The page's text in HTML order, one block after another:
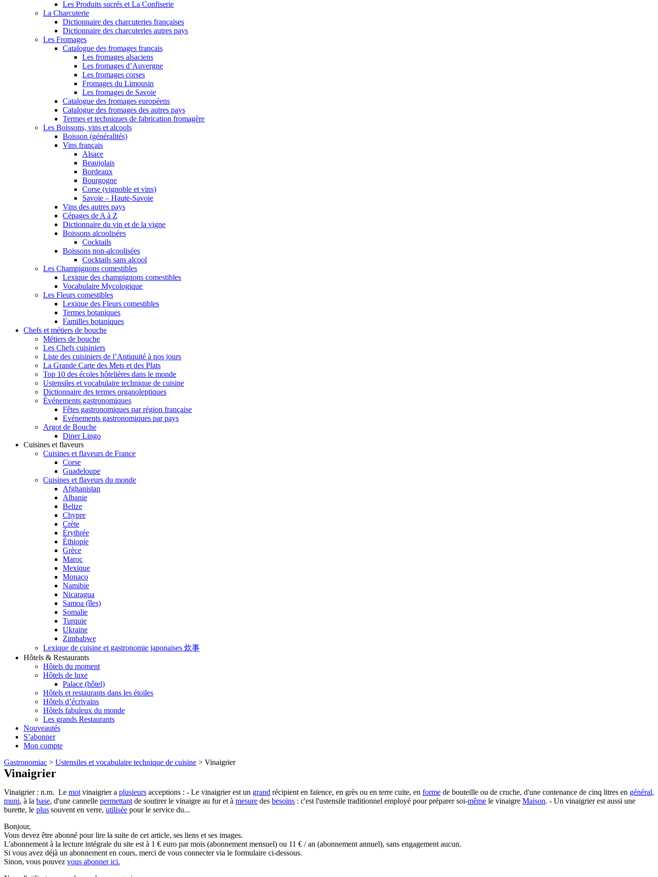
Les Produits sucrés et La Confiserie
La Charcuterie
Dictionnaire des charcuteries françaises
Dictionnaire des charcuteries autres pays
Les Fromages
Catalogue des fromages français
Les fromages alsaciens
Les fromages d’Auvergne
Les fromages corses
Fromages du Limousin
Les fromages de Savoie
Catalogue des fromages européens
Catalogue des fromages des autres pays
Termes et techniques de fabrication fromagère
Les Boissons, vins et alcools
Boisson (généralités)
Vins français
Alsace
Beaujolais
Bordeaux
Bourgogne
Corse (vignoble et vins)
Savoie – Haute-Savoie
Vins des autres pays
Cépages de A à Z
Dictionnaire du vin et de la vigne
Boissons alcoolisées
Cocktails
Boissons non-alcoolisées
Cocktails sans alcool
Les Champignons comestibles
Lexique des champignons comestibles
Vocabulaire Mycologique
Les Fleurs comestibles
Lexique des Fleurs comestibles
Termes botaniques
Familles botaniques
Chefs et métiers de bouche
Métiers de bouche
Les Chefs cuisiniers
Liste des cuisiniers de l’Antiquité à nos jours
La Grande Carte des Mets et des Plats
Top 10 des écoles hôtelières dans le monde
Ustensiles et vocabulaire technique de cuisine
Dictionnaire des termes organoleptiques
Événements gastronomiques
Fêtes gastronomiques par région française
Evénements gastronomiques par pays
Argot de Bouche
Diner Lingo
Cuisines et flaveurs
Cuisines et flaveurs de France
Corse
Guadeloupe
Cuisines et flaveurs du monde
Afghanistan
Albanie
Belize
Chypre
Crète
Érythrée
Éthiopie
Grèce
Maroc
Mexique
Monaco
Namibie
Nicaragua
Samoa (îles)
Somalie
Turquie
Ukraine
Zimbabwe
Lexique de cuisine et gastronomie japonaises 炊事
Hôtels & Restaurants
Hôtels du moment
Hôtels de luxe
Palace (hôtel)
Hôtels et restaurants dans les étoiles
Hôtels d’écrivains
Hôtels fabuleux du monde
Les grands Restaurants
Nouveautés
S’abonner
Mon compte
Gastronomiac > Ustensiles et vocabulaire technique de cuisine > Vinaigrier
Vinaigrier
Vinaigrier : n.m. Le mot vinaigrier a plusieurs acceptions : - Le vinaigrier est un grand récipient en faïence, en grès ou en terre cuite, en forme de bouteille ou de cruche, d'une contenance de cinq litres en général,
muni, à la base, d'une cannelle permettant de soutirer le vinaigre au fur et à mesure des besoins : c'est l'ustensile traditionnel employé pour préparer soi-même le vinaigre Maison. - Un vinaigrier est aussi une
burette, le plus souvent en verre, utilisée pour le service du...
Bonjour,
Vous devez être abonné pour lire la suite de cet article, ses liens et ses images.
L'abonnement à la lecture intégrale du site est à 1 € euro par mois (abonnement mensuel) ou 11 € / an (abonnement annuel), sans engagement aucun.
Si vous avez déjà un abonnement en cours, merci de vous connecter via le formulaire ci-dessous.
Sinon, vous pouvez vous abonner ici.